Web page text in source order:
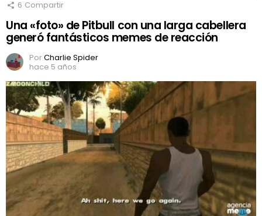
6 Compartir
Una «foto» de Pitbull con una larga cabellera
generó fantásticos memes de reacción
PorCharlie Spider
hace 5 años